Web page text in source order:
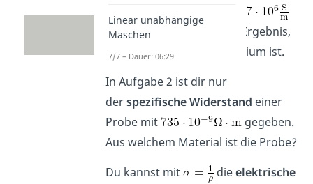
hat, und kommst auf das Ergebnis,
dass der Draht aus Aluminium ist.
In Aufgabe 2 ist dir nur
derspezifische Widerstand einer
Probe mit
gegeben.
Aus welchem Material ist die Probe?
Du kannst mit
dieelektrische
Linear unabhängige
Maschen
7/7 – Dauer: 06:29